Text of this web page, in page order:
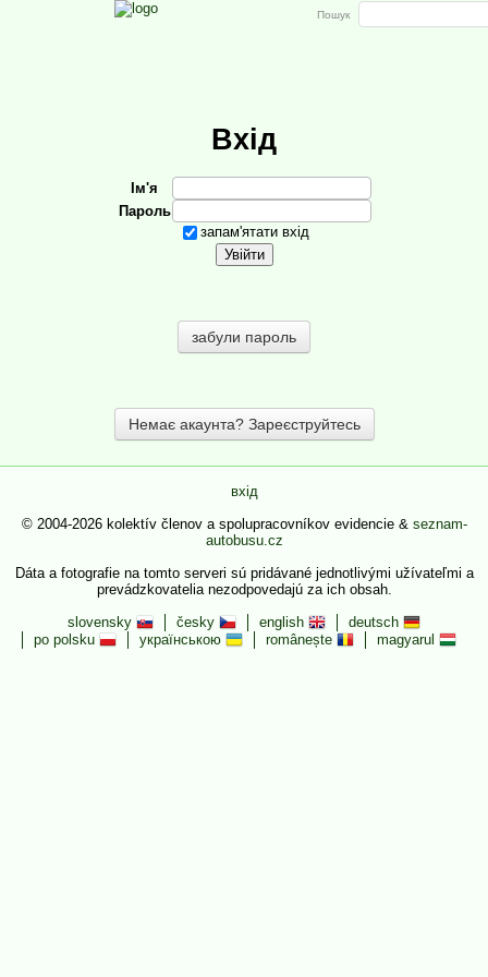
Вхід
Ім'я
Пароль
запам'ятати вхід
забули пароль
Немає акаунта? Зареєструйтесь
Пошук
вхід
© 2004-2026 kolektív členov a spolupracovníkov evidencie & seznam-
autobusu.cz
Dáta a fotografie na tomto serveri sú pridávané jednotlivými užívateľmi a
prevádzkovatelia nezodpovedajú za ich obsah.
slovensky
česky english
deutsch
po polsku
українською românește magyarul